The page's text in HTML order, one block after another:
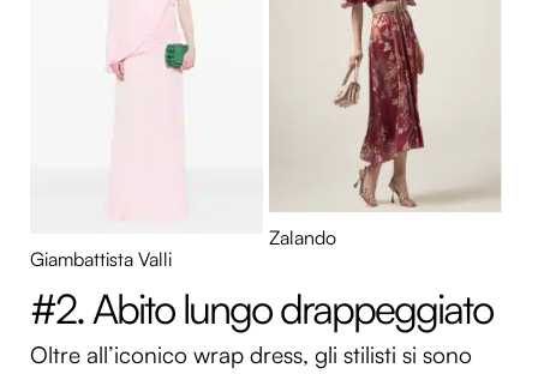
Giambattista Valli
Zalando
#2. Abito lungo drappeggiato
Oltre all’iconico wrap dress, gli stilisti si sono